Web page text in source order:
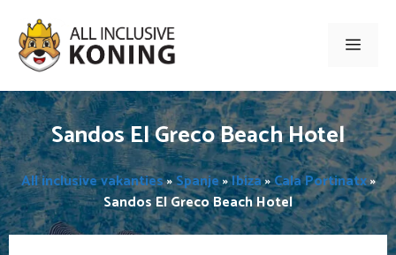
naar
inhoud
Menu
Sandos El Greco Beach Hotel
All inclusive vakanties»Spanje»Ibiza»Cala Portinatx»
Sandos El Greco Beach Hotel